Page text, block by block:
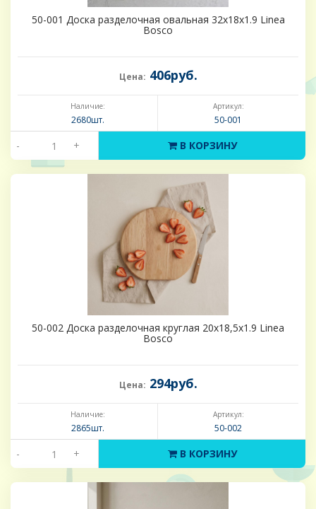
50-001 Доска разделочная овальная 32х18х1.9 Linea
Bosco
Цена: 406руб.
Наличие:
2680шт.
Артикул:
50-001
- + В КОРЗИНУ
50-002 Доска разделочная круглая 20х18,5х1.9 Linea
Bosco
Цена: 294руб.
Наличие:
2865шт.
Артикул:
50-002
- + В КОРЗИНУ